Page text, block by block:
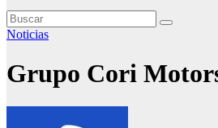
Noticias
Grupo Cori